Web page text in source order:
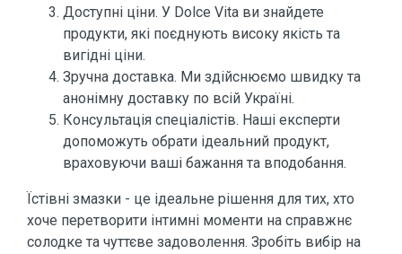
Доступні ціни. У Dolce Vita ви знайдете
продукти, які поєднують високу якість та
вигідні ціни.
Зручна доставка. Ми здійснюємо швидку та
анонімну доставку по всій Україні.
Консультація спеціалістів. Наші експерти
допоможуть обрати ідеальний продукт,
враховуючи ваші бажання та вподобання.
Їстівні змазки - це ідеальне рішення для тих, хто
хоче перетворити інтимні моменти на справжнє
солодке та чуттєве задоволення. Зробіть вибір на